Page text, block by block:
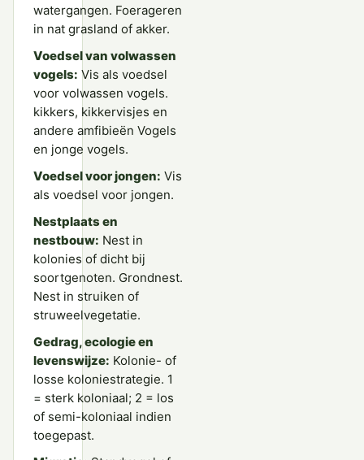
watergangen. Foerageren
in nat grasland of akker.
Voedsel van volwassen
vogels: Vis als voedsel
voor volwassen vogels.
kikkers, kikkervisjes en
andere amfibieën Vogels
en jonge vogels.
Voedsel voor jongen: Vis
als voedsel voor jongen.
Nestplaats en
nestbouw: Nest in
kolonies of dicht bij
soortgenoten. Grondnest.
Nest in struiken of
struweelvegetatie.
Gedrag, ecologie en
levenswijze: Kolonie- of
losse koloniestrategie. 1
= sterk koloniaal; 2 = los
of semi-koloniaal indien
toegepast.